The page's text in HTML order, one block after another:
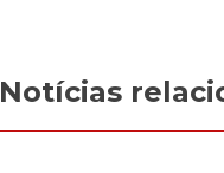
Notícias